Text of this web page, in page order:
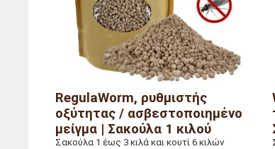
RegulaWorm, ρυθμιστής
οξύτητας / ασβεστοποιημένο
μείγμα | Σακούλα 1 κιλού
Σακούλα 1 έως 3 κιλά και κουτί 6 κιλών